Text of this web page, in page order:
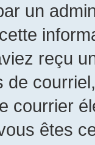
un
reçu
courrier
êtes